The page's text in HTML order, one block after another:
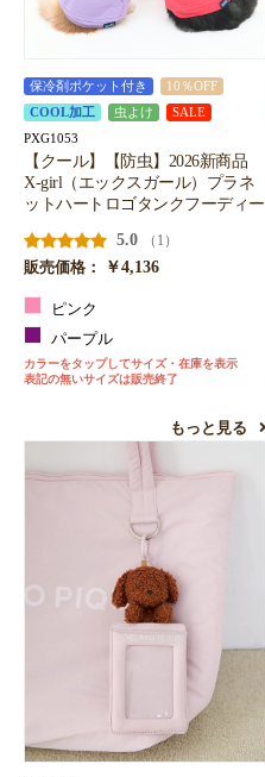
保冷剤ポケット付き
10％OFF
COOL加工
虫よけ SALE
PXG1053
【クール】【防虫】2026新商品
X-girl（エックスガール）プラネ
ットハートロゴタンクフーディー
5.0
（1）
販売価格：
￥4,136
ピンク
パープル
カラーをタップしてサイズ・在庫を表示
表記の無いサイズは販売終了
もっと見る